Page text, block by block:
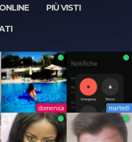
PIÙ VISTI
domenica martedì